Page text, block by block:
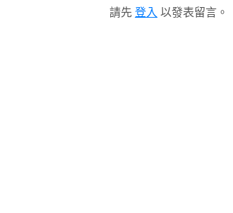
請先 登入 以發表留言。